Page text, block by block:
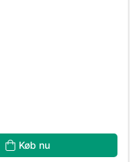
Køb nu